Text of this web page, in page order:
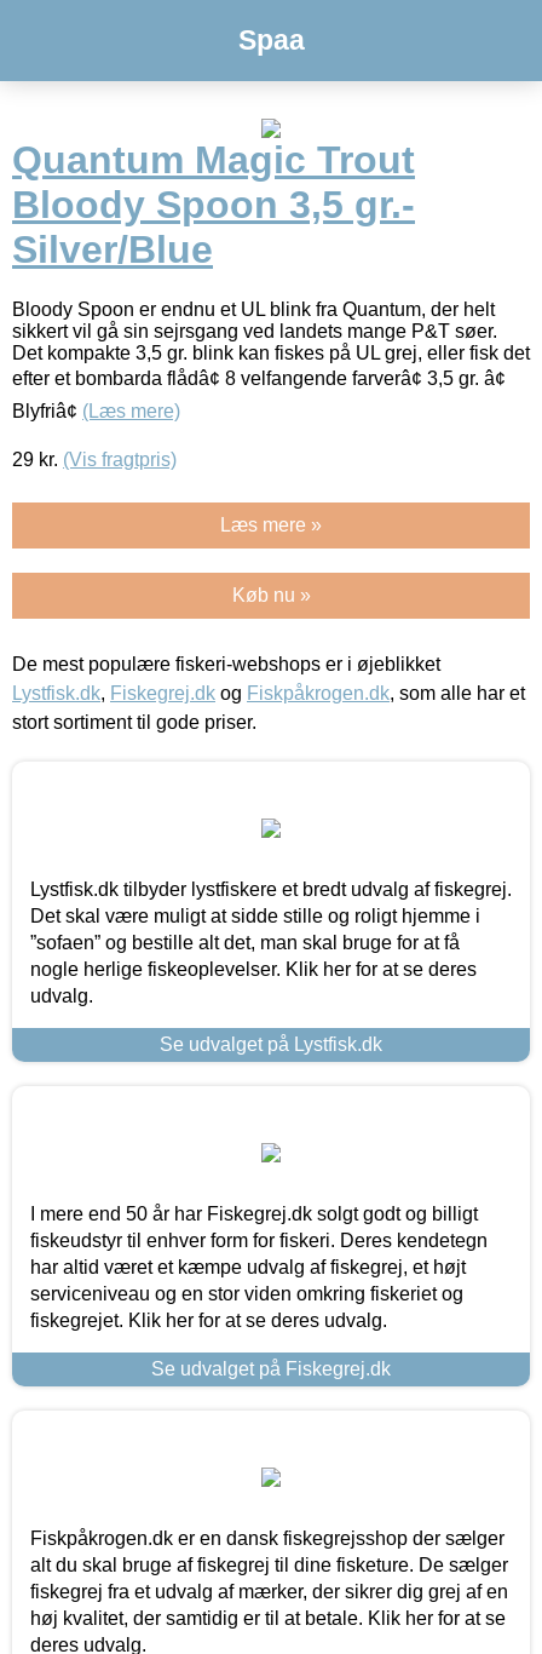
Spaa
Quantum Magic Trout
Bloody Spoon 3,5 gr.-
Silver/Blue
Bloody Spoon er endnu et UL blink fra Quantum, der helt
sikkert vil gå sin sejrsgang ved landets mange P&T søer.
Det kompakte 3,5 gr. blink kan fiskes på UL grej, eller fisk det
efter et bombarda flådâ¢ 8 velfangende farverâ¢ 3,5 gr. â¢
Blyfriâ¢ (Læs mere)
29 kr. (Vis fragtpris)
Læs mere »
Køb nu »
De mest populære fiskeri-webshops er i øjeblikket
Lystfisk.dk, Fiskegrej.dk og Fiskpåkrogen.dk, som alle har et
stort sortiment til gode priser.
Lystfisk.dk tilbyder lystfiskere et bredt udvalg af fiskegrej.
Det skal være muligt at sidde stille og roligt hjemme i
”sofaen” og bestille alt det, man skal bruge for at få
nogle herlige fiskeoplevelser. Klik her for at se deres
udvalg.
Se udvalget på Lystfisk.dk
I mere end 50 år har Fiskegrej.dk solgt godt og billigt
fiskeudstyr til enhver form for fiskeri. Deres kendetegn
har altid været et kæmpe udvalg af fiskegrej, et højt
serviceniveau og en stor viden omkring fiskeriet og
fiskegrejet. Klik her for at se deres udvalg.
Se udvalget på Fiskegrej.dk
Fiskpåkrogen.dk er en dansk fiskegrejsshop der sælger
alt du skal bruge af fiskegrej til dine fisketure. De sælger
fiskegrej fra et udvalg af mærker, der sikrer dig grej af en
høj kvalitet, der samtidig er til at betale. Klik her for at se
deres udvalg.